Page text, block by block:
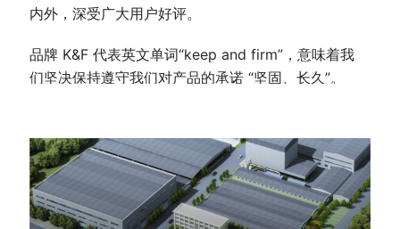
内外，深受广大用户好评。
品牌 K&F 代表英文单词“keep and firm”，意味着我
们坚决保持遵守我们对产品的承诺 “坚固、长久”。
位，荣获环保治理十佳企业、太谷县模范单位、太
谷县工商联主席单位、科技创新先进单位、立信示
范单位、中国玛钢管件知名品牌、环保改造先进单
位、“四新”企业、省级“专特精新”“小巨人”、高新技